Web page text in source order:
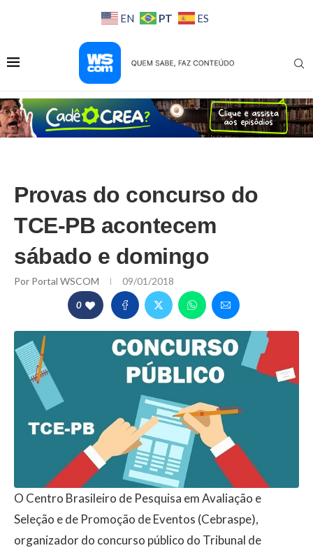
EN PT ES
Provas do concurso do
TCE-PB acontecem
sábado e domingo
Por Portal WSCOM 09/01/2018
0
O Centro Brasileiro de Pesquisa em Avaliação e
Seleção e de Promoção de Eventos (Cebraspe),
organizador do concurso público do Tribunal de